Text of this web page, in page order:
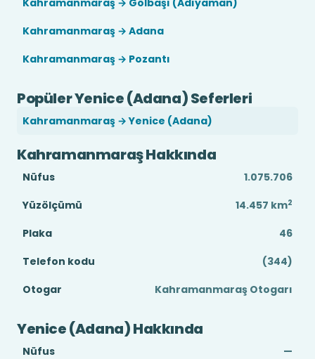
Kahramanmaraş → Gölbaşı (Adıyaman)
Kahramanmaraş → Adana
Kahramanmaraş → Pozantı
Popüler Yenice (Adana) Seferleri
Kahramanmaraş → Yenice (Adana)
Kahramanmaraş Hakkında
Nüfus
1.075.706
Yüzölçümü
14.457 km2
Plaka
46
Telefon kodu
(344)
Otogar
Kahramanmaraş Otogarı
Yenice (Adana) Hakkında
Nüfus
—